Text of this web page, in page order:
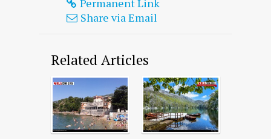
Permanent Link
Share via Email
Related Articles